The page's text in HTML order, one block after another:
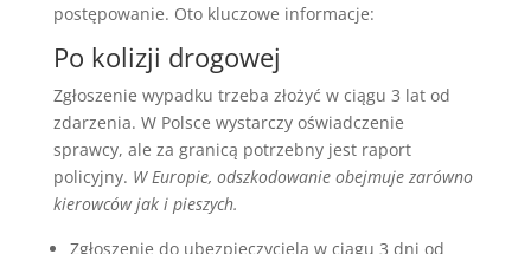
postępowanie. Oto kluczowe informacje:
Po kolizji drogowej
Zgłoszenie wypadku trzeba złożyć w ciągu 3 lat od
zdarzenia. W Polsce wystarczy oświadczenie
sprawcy, ale za granicą potrzebny jest raport
policyjny. W Europie, odszkodowanie obejmuje zarówno
kierowców jak i pieszych.
Zgłoszenie do ubezpieczyciela w ciągu 3 dni od